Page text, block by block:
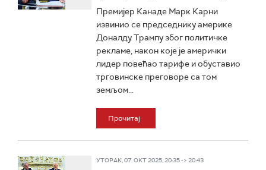
Премијер Канаде Марк Карни
извинио се председнику америке
Доналду Трампу због политичке
рекламе, након које је амерички
лидер повећао тарифе и обуставио
трговинске преговоре са том
земљом...
Прочитај
УТОРАК, 07. ОКТ 2025, 20:35 -> 20:43